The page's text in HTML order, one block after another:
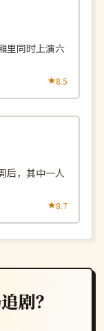
里同时上演六
8.5
后，其中一人
8.7
追剧？